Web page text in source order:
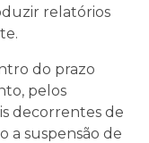
relatórios
do prazo
pelos
decorrentes de
a suspensão de